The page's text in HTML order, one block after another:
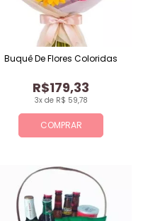
COMPRAR
3x de R$ 59,78
R$179,33
Buquê De Flores Coloridas